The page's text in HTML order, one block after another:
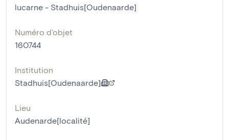
lucarne - Stadhuis[Oudenaarde]
Numéro d'objet
160744
Institution
Stadhuis[Oudenaarde]
Lieu
Audenarde[localité]